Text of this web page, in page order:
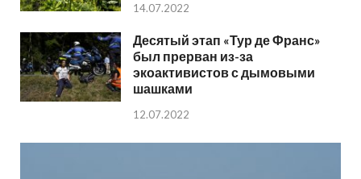
14.07.2022
Десятый этап «Тур де Франс»
был прерван из-за
экоактивистов с дымовыми
шашками
12.07.2022